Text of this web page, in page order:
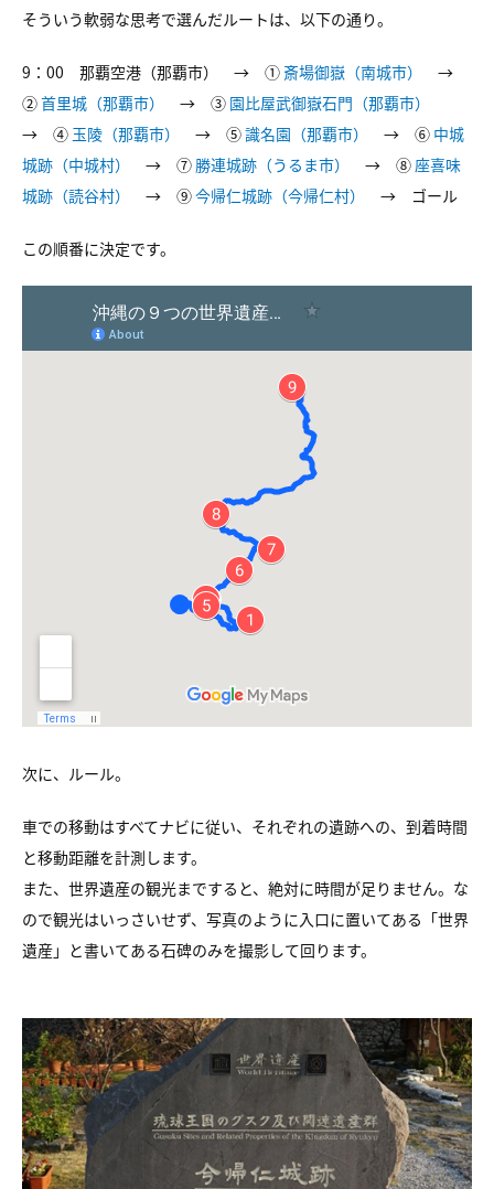
そういう軟弱な思考で選んだルートは、以下の通り。
9：00 那覇空港（那覇市） → ① 斎場御嶽（南城市）
→
②首里城（那覇市） → ③ 園比屋武御嶽石門（那覇市）
→ ④ 玉陵（那覇市） → ⑤識名園（那覇市） → ⑥ 中城
城跡（中城村）
→ ⑦ 勝連城跡（うるま市） → ⑧座喜味
城跡（読谷村）
→ ⑨今帰仁城跡（今帰仁村） → ゴール
この順番に決定です。
次に、ルール。
車での移動はすべてナビに従い、それぞれの遺跡への、到着時間
と移動距離を計測します。
また、世界遺産の観光まですると、絶対に時間が足りません。な
ので観光はいっさいせず、写真のように入口に置いてある「世界
遺産」と書いてある石碑のみを撮影して回ります。